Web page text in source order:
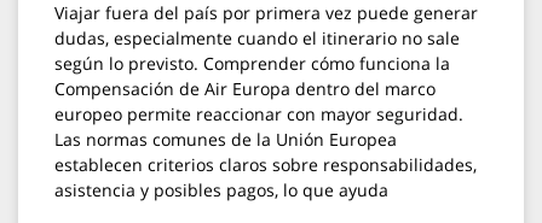
Viajar fuera del país por primera vez puede generar
dudas, especialmente cuando el itinerario no sale
según lo previsto. Comprender cómo funciona la
Compensación de Air Europa dentro del marco
europeo permite reaccionar con mayor seguridad.
Las normas comunes de la Unión Europea
establecen criterios claros sobre responsabilidades,
asistencia y posibles pagos, lo que ayuda